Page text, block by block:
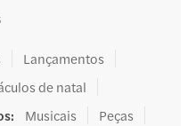
Lançamentos
de natal
: Musicais
Peças